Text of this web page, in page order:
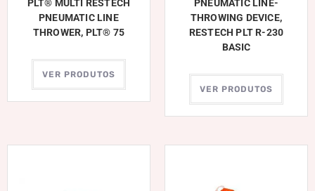
PLT® MULTI RESTECH
PNEUMATIC LINE
THROWER, PLT® 75
VER PRODUTOS
PNEUMATIC LINE-
THROWING DEVICE,
RESTECH PLT R-230
BASIC
VER PRODUTOS